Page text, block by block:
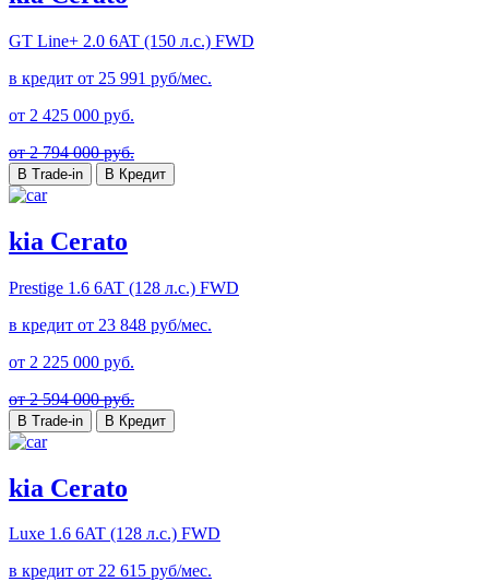
GT Line+ 2.0 6AT (150 л.с.) FWD
в кредит от 25 991 руб/мес.
от 2 425 000 руб.
от 2 794 000 руб.
В Trade-in В Кредит
kia Cerato
Prestige 1.6 6AT (128 л.с.) FWD
в кредит от 23 848 руб/мес.
от 2 225 000 руб.
от 2 594 000 руб.
В Trade-in В Кредит
kia Cerato
Luxe 1.6 6AT (128 л.с.) FWD
в кредит от 22 615 руб/мес.